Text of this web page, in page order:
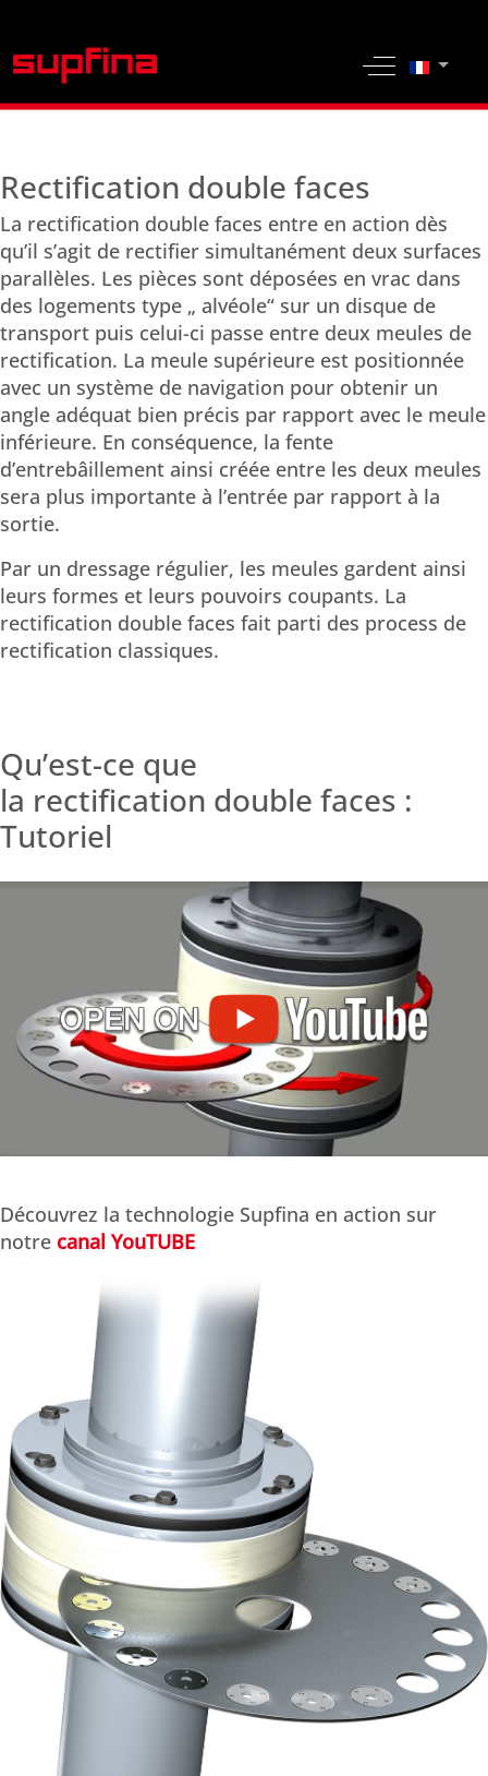
Off-Canvas
Rectification double faces
La rectification double faces entre en action dès
qu’il s’agit de rectifier simultanément deux surfaces
parallèles. Les pièces sont déposées en vrac dans
des logements type „ alvéole“ sur un disque de
transport puis celui-ci passe entre deux meules de
rectification. La meule supérieure est positionnée
avec un système de navigation pour obtenir un
angle adéquat bien précis par rapport avec le meule
inférieure. En conséquence, la fente
d’entrebâillement ainsi créée entre les deux meules
sera plus importante à l’entrée par rapport à la
sortie.
Par un dressage régulier, les meules gardent ainsi
leurs formes et leurs pouvoirs coupants. La
rectification double faces fait parti des process de
rectification classiques.
Qu’est-ce que
la rectification double faces :
Tutoriel
Découvrez la technologie Supfina en action sur
notre canal YouTUBE